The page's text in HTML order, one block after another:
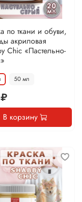
по ткани и обуви,
акриловая
Chic «Пастельно-
50 мл
В корзину